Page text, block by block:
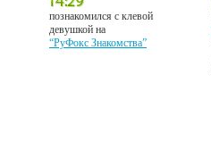
познакомился с клевой
девушкой на
“РуФокс Знакомства”